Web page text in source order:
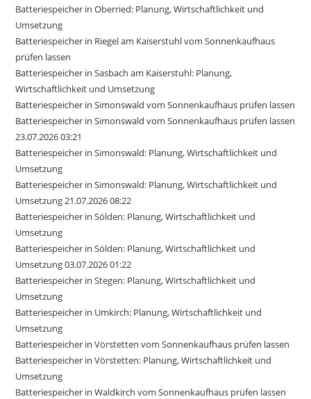
Batteriespeicher in Oberried: Planung, Wirtschaftlichkeit und
Umsetzung
Batteriespeicher in Riegel am Kaiserstuhl vom Sonnenkaufhaus
prüfen lassen
Batteriespeicher in Sasbach am Kaiserstuhl: Planung,
Wirtschaftlichkeit und Umsetzung
Batteriespeicher in Simonswald vom Sonnenkaufhaus prüfen lassen
Batteriespeicher in Simonswald vom Sonnenkaufhaus prüfen lassen
23.07.2026 03:21
Batteriespeicher in Simonswald: Planung, Wirtschaftlichkeit und
Umsetzung
Batteriespeicher in Simonswald: Planung, Wirtschaftlichkeit und
Umsetzung 21.07.2026 08:22
Batteriespeicher in Sölden: Planung, Wirtschaftlichkeit und
Umsetzung
Batteriespeicher in Sölden: Planung, Wirtschaftlichkeit und
Umsetzung 03.07.2026 01:22
Batteriespeicher in Stegen: Planung, Wirtschaftlichkeit und
Umsetzung
Batteriespeicher in Umkirch: Planung, Wirtschaftlichkeit und
Umsetzung
Batteriespeicher in Vörstetten vom Sonnenkaufhaus prüfen lassen
Batteriespeicher in Vörstetten: Planung, Wirtschaftlichkeit und
Umsetzung
Batteriespeicher in Waldkirch vom Sonnenkaufhaus prüfen lassen